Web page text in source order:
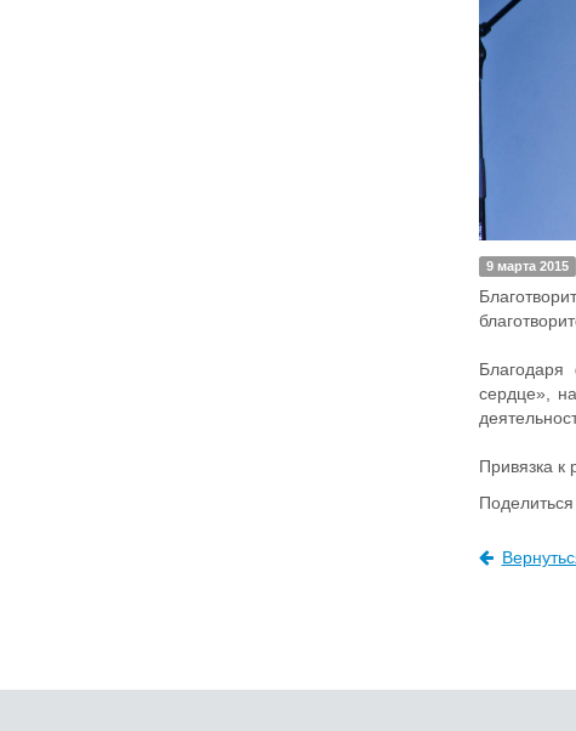
9 марта 2015
сердце»,
Привязка к